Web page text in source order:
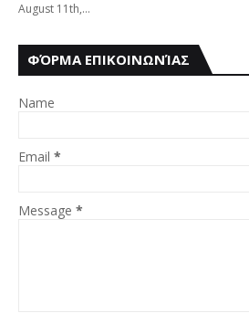
August 11th,…
ΦΌΡΜΑ ΕΠΙΚΟΙΝΩΝΊΑΣ
Name
Email *
Message *